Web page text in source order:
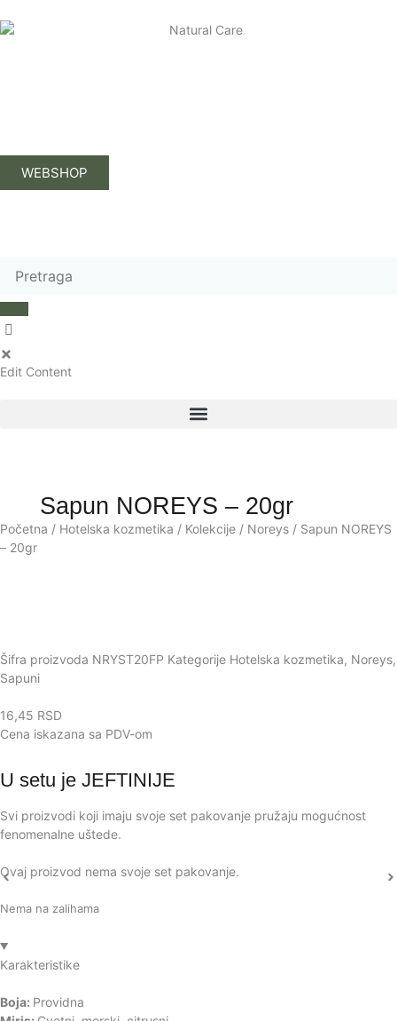
WEBSHOP
Edit Content
Sapun NOREYS – 20gr
Početna / Hotelska kozmetika / Kolekcije / Noreys / Sapun NOREYS
– 20gr
Šifra proizvoda NRYST20FP Kategorije Hotelska kozmetika, Noreys,
Sapuni
16,45 RSD
Cena iskazana sa PDV-om
U setu je JEFTINIJE
Svi proizvodi koji imaju svoje set pakovanje pružaju mogućnost
fenomenalne uštede.
Ovaj proizvod nema svoje set pakovanje.
Nema na zalihama
Karakteristike
Boja: Providna